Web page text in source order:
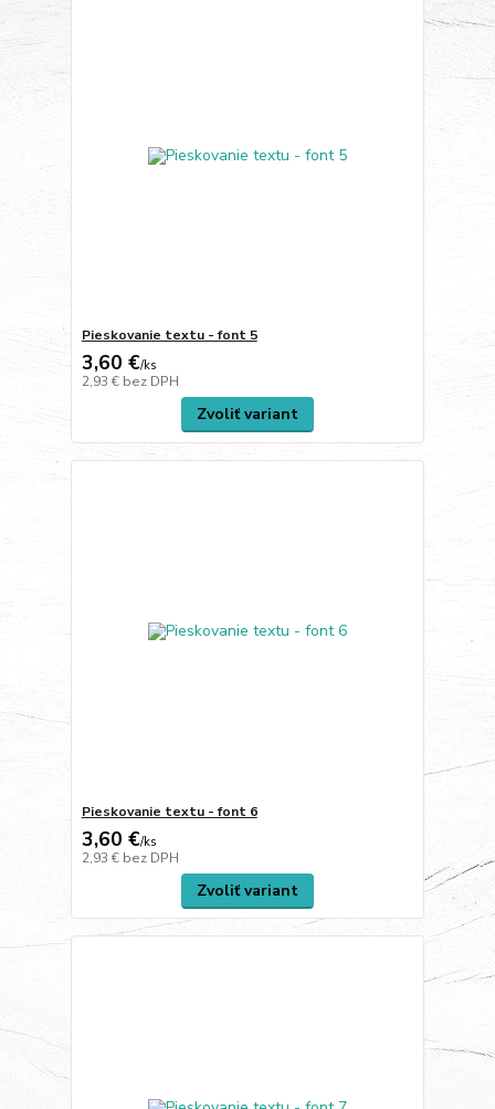
Pieskovanie textu - font 5
3,60 €/ks
2,93 € bez DPH
Zvoliť variant
Pieskovanie textu - font 6
3,60 €/ks
2,93 € bez DPH
Zvoliť variant